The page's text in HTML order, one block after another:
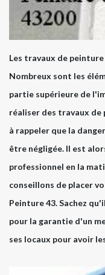
Les travaux de
Nombreux sont les
partie supérieure de
réaliser des travaux de
à rappeler que la
être négligée. Il est
professionnel en la
conseillons de placer
Peinture 43. Sachez
pour la garantie d'un
ses locaux pour avoir